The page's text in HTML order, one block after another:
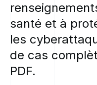
santé et à
les
de cas
PDF.